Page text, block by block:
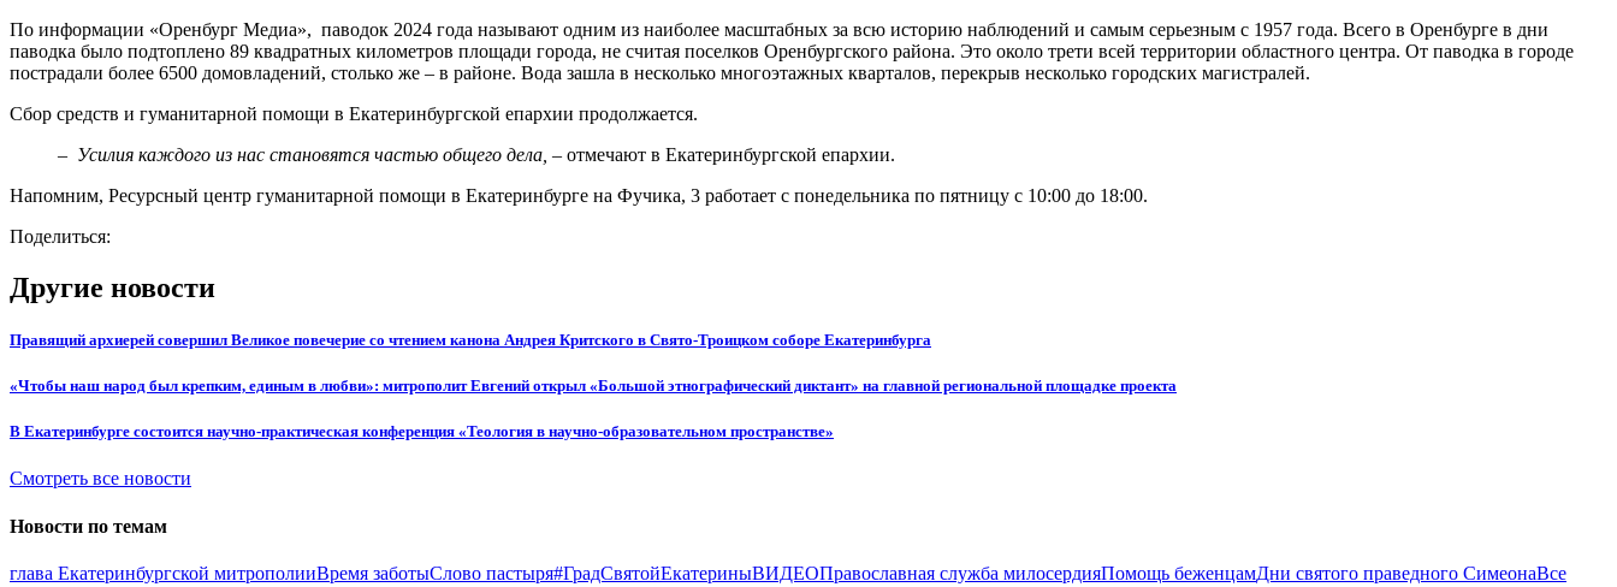
По информации «Оренбург Медиа», паводок 2024 года называют одним из наиболее масштабных за всю историю наблюдений и самым серьезным с 1957 года. Всего в Оренбурге в дни
паводка было подтоплено 89 квадратных километров площади города, не считая поселков Оренбургского района. Это около трети всей территории областного центра. От паводка в городе
пострадали более 6500 домовладений, столько же – в районе. Вода зашла в несколько многоэтажных кварталов, перекрыв несколько городских магистралей.
Сбор средств и гуманитарной помощи в Екатеринбургской епархии продолжается.
– Усилия каждого из нас становятся частью общего дела, – отмечают в Екатеринбургской епархии.
Напомним, Ресурсный центр гуманитарной помощи в Екатеринбурге на Фучика, 3 работает с понедельника по пятницу с 10:00 до 18:00.
Поделиться:
Другие новости
Правящий архиерей совершил Великое повечерие со чтением канона Андрея Критского в Свято-Троицком соборе Екатеринбурга
«Чтобы наш народ был крепким, единым в любви»: митрополит Евгений открыл «Большой этнографический диктант» на главной региональной площадке проекта
В Екатеринбурге состоится научно-практическая конференция «Теология в научно-образовательном пространстве»
Смотреть все новости
Новости по темам
глава Екатеринбургской митрополииВремя заботыСлово пастыря#ГрадСвятойЕкатериныВИДЕОПравославная служба милосердияПомощь беженцамДни святого праведного СимеонаВсе